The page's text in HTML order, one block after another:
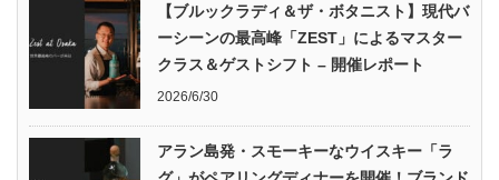
【ブルックラディ＆ザ・ボタニスト】現代バ
ーシーンの最高峰「ZEST」によるマスター
クラス＆ゲストシフト – 開催レポート
2026/6/30
アラン島発・スモーキーなウイスキー「ラ